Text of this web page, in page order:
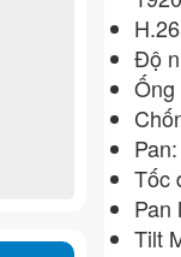
Độ
Tốc
Pan
Tilt